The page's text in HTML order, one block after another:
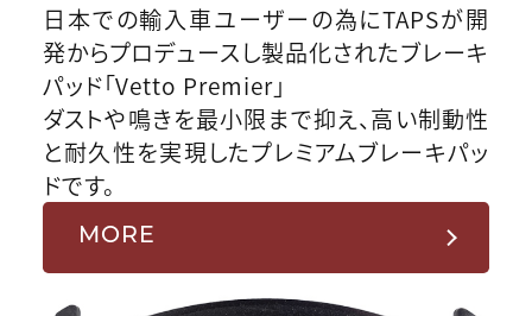
日本での輸入車ユーザーの為にTAPSが開
発からプロデュースし製品化されたブレーキ
パッド「Vetto Premier」
ダストや鳴きを最小限まで抑え、高い制動性
と耐久性を実現したプレミアムブレーキパッ
ドです。
MORE